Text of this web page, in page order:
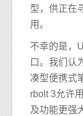
型，供正在
用。
不幸的是，
口。我们认
凑型便携式
rbolt 3允许
及功能更强